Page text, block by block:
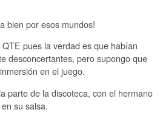
bien por esos mundos!
pues la verdad es que habían
desconcertantes, pero supongo que
en el juego.
parte de la discoteca, con el hermano
su salsa.